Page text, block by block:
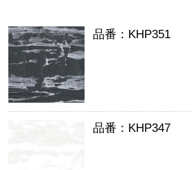
品番：KHP351
品番：KHP347